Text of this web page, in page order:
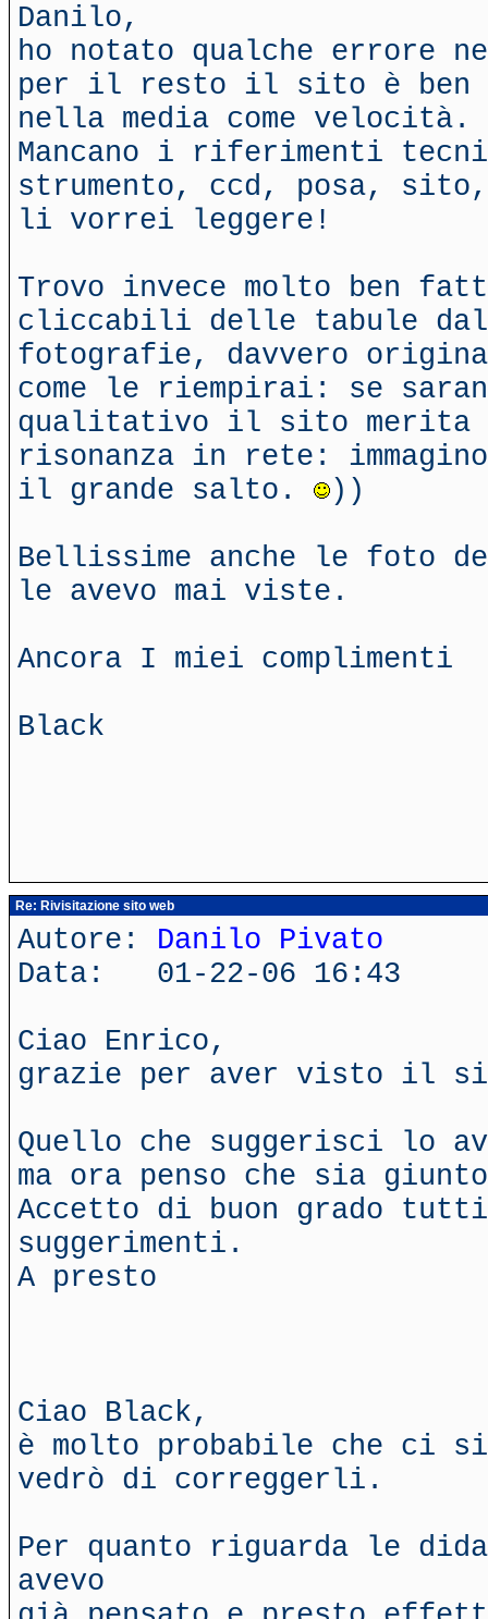
Danilo,
ho notato qualche errore
per il resto il sito è ben
nella media come velocità.
Mancano i riferimenti
strumento, ccd, posa,
li vorrei leggere!
Trovo invece molto ben
cliccabili delle tabule
fotografie, davvero
come le riempirai: se
qualitativo il sito merita
risonanza in rete:
il grande salto.
))
Bellissime anche le foto
le avevo mai viste.
Ancora I miei complimenti
Black
Re: Rivisitazione sito web
Autore: Danilo Pivato
Data: 01-22-06 16:43
Ciao Enrico,
grazie per aver visto il
Quello che suggerisci lo
ma ora penso che sia
Accetto di buon grado
suggerimenti.
A presto
Ciao Black,
è molto probabile che ci
vedrò di correggerli.
Per quanto riguarda le
avevo